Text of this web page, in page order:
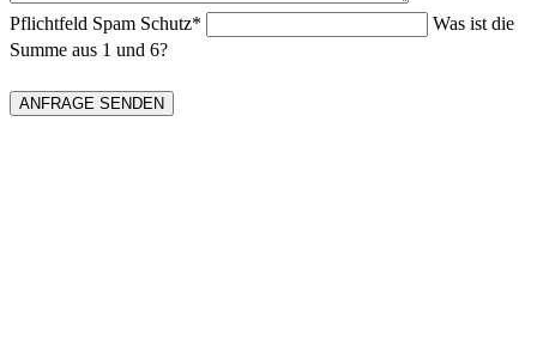
Pflichtfeld Spam Schutz*
Was ist die
Summe aus 1 und 6?